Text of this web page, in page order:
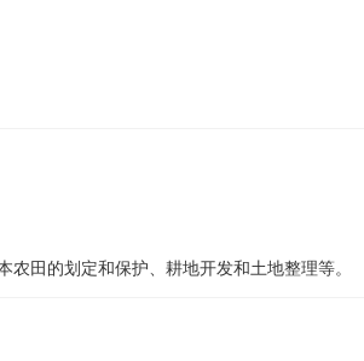
田的划定和保护、耕地开发和土地整理等。